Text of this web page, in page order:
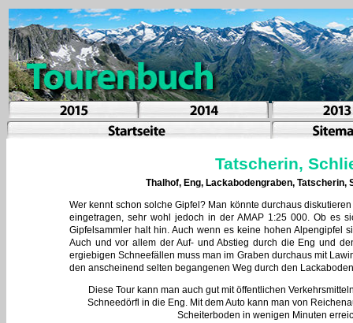
Tatscherin,
Thalhof, Eng, Lackabodengraben,
Wer kennt schon solche Gipfel? Man könnte durchaus
eingetragen, sehr wohl jedoch in der AMAP 1:25 000. Ob es
Gipfelsammler halt hin. Auch wenn es keine hohen Alpengipfel
Auch und vor allem der Auf- und Abstieg durch die Eng und
ergiebigen Schneefällen muss man im Graben durchaus mit
den anscheinend selten begangenen Weg durch den
Diese Tour kann man auch gut mit öffentlichen
Schneedörfl in die Eng. Mit dem Auto kann man von
Scheiterboden in wenigen Minuten